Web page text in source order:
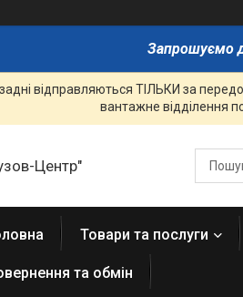
Запрошуємо
відправляються ТІЛЬКИ за
вантажне відділення
Центр"
Товари та послуги
та обмін